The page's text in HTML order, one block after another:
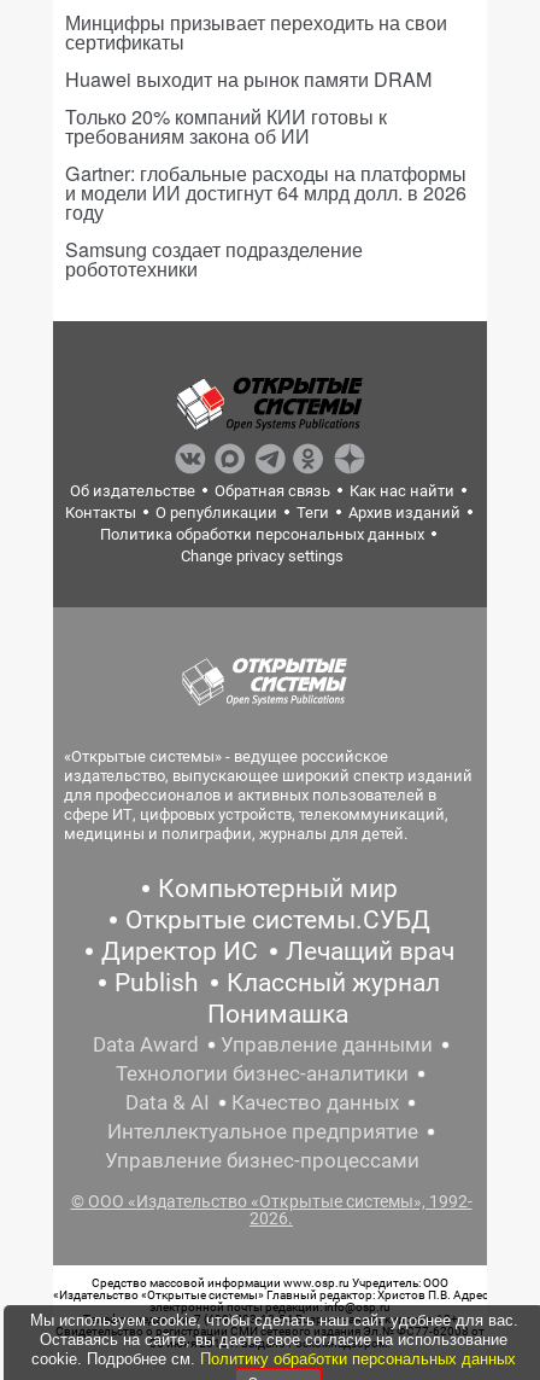
Минцифры призывает переходить на свои
сертификаты
Huawei выходит на рынок памяти DRAM
Только 20% компаний КИИ готовы к
требованиям закона об ИИ
Gartner: глобальные расходы на платформы
и модели ИИ достигнут 64 млрд долл. в 2026
году
Samsung создает подразделение
робототехники
Об издательстве Обратная связь
Как нас найти
Контакты
О републикации Теги
Архив изданий
Политика обработки персональных данных
Change privacy settings
«Открытые системы» - ведущее российское
издательство, выпускающее широкий спектр изданий
для профессионалов и активных пользователей в
сфере ИТ, цифровых устройств, телекоммуникаций,
медицины и полиграфии, журналы для детей.
Компьютерный мир
Открытые системы.СУБД
Директор ИС
Лечащий врач
Publish
Классный журнал
Понимашка
Data Award
Управление данными
Технологии бизнес-аналитики
Data & AI
Качество данных
Интеллектуальное предприятие
Управление бизнес-процессами
© ООО «Издательство «Открытые системы», 1992-
2026.
Средство массовой информации www.osp.ru Учредитель: ООО
«Издательство «Открытые системы» Главный редактор: Христов П.В. Адрес
электронной почты редакции: info@osp.ru
Телефон редакции: 7 (499) 703-18-54 Возрастная маркировка: 12+
Свидетельство о регистрации СМИ сетевого издания Эл.№ ФС77-62008 от
05 июня 2015 г. выдано Роскомнадзором.
Мы используем cookie, чтобы сделать наш сайт удобнее для вас.
Оставаясь на сайте, вы даете свое согласие на использование
cookie. Подробнее см. Политику обработки персональных данных